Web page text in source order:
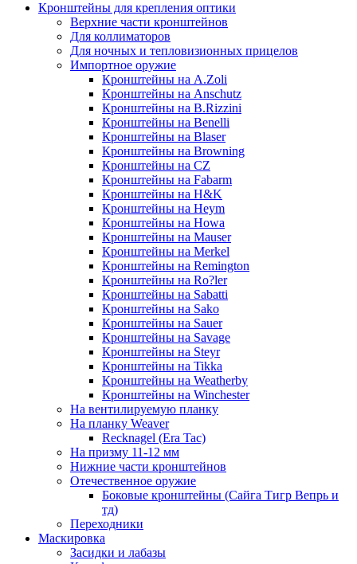
Кронштейны для крепления оптики
Верхние части кронштейнов
Для коллиматоров
Для ночных и тепловизионных прицелов
Импортное оружие
Кронштейны на A.Zoli
Кронштейны на Anschutz
Кронштейны на B.Rizzini
Кронштейны на Benelli
Кронштейны на Blaser
Кронштейны на Browning
Кронштейны на CZ
Кронштейны на Fabarm
Кронштейны на H&K
Кронштейны на Heym
Кронштейны на Howa
Кронштейны на Mauser
Кронштейны на Merkel
Кронштейны на Remington
Кронштейны на Ro?ler
Кронштейны на Sabatti
Кронштейны на Sako
Кронштейны на Sauer
Кронштейны на Savage
Кронштейны на Steyr
Кронштейны на Tikka
Кронштейны на Weatherby
Кронштейны на Winchester
На вентилируемую планку
На планку Weaver
Recknagel (Era Tac)
На призму 11-12 мм
Нижние части кронштейнов
Отечественное оружие
Боковые кронштейны (Сайга Тигр Вепрь и
тд)
Переходники
Маскировка
Засидки и лабазы